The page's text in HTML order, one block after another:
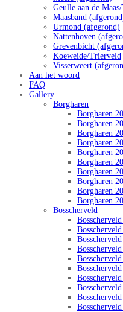
Geulle aan de
Maasband
Urmond (afgerond)
Nattenhoven
Grevenbicht
Koeweide/Trierveld
Visserweert
Aan het woord
FAQ
Gallery
Borgharen
Borgharen
Borgharen
Borgharen
Borgharen
Borgharen
Borgharen
Borgharen
Borgharen
Borgharen
Borgharen
Bosscherveld